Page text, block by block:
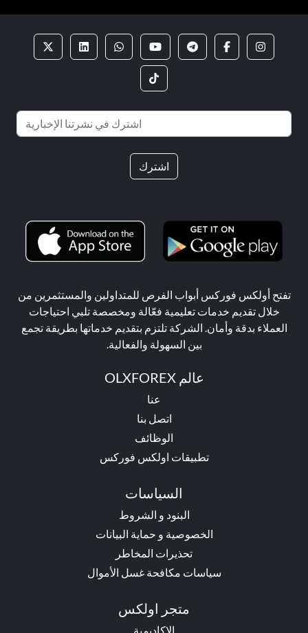
اشترك
تفتح أولكس فوركس أبواب الفرص للمتداولين والمستثمرين من
خلال تقديم خدمات تعليمية فعّالة ومخصصة تلبي احتياجات
العملاء بدقة وأمان. الشركة تلتزم بتقديم خدماتها بطريقة تجمع
بين السهولة والفعالية.
عالم OLXFOREX
عنا
اتصل بنا
الوظائف
تطبيقات اولكس فوركس
السياسات
البنود و الشروط
الخصوصية و حماية البيانات
تحذيرات المخاطر
سياسات مكافحة غسل الأموال
متجر اولكس
الاكاديمية